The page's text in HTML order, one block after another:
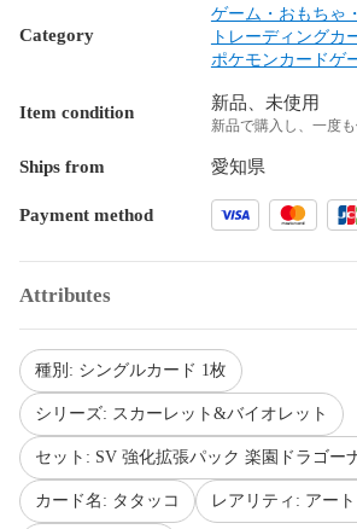
Category
ゲーム・おもちゃ
トレーディングカ
ポケモンカードゲ
Item condition 新品、未使用
新品で購入し、一度
Ships from 愛知県
Payment method
Attributes
種別: シングルカード 1枚
シリーズ: スカーレット&バイオレット
セット: SV 強化拡張パック 楽園ドラゴー
カード名: タタッコ レアリティ: アー